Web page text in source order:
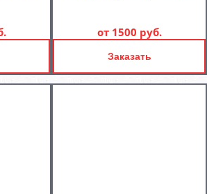
от 1500 руб.
Заказать